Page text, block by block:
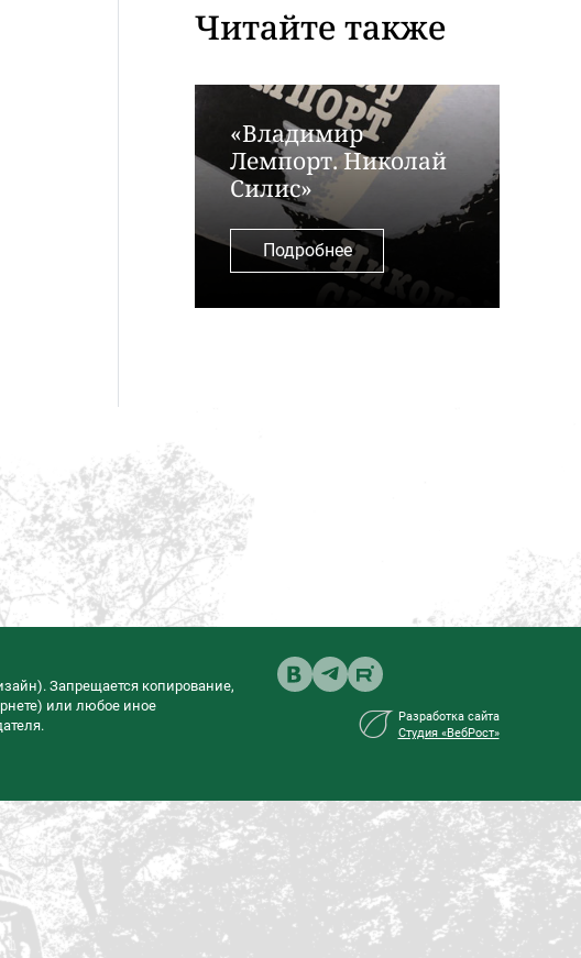
Читайте также
«Владимир
Лемпорт. Николай
Силис»
Подробнее
Запрещается копирование,
или любое иное
Разработка сайта
Студия «ВебРост»